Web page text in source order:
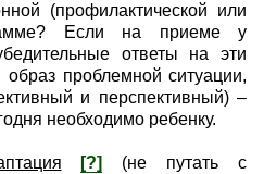
(профилактической или
Если на приеме у
ответы на эти
проблемной ситуации,
и перспективный) –
необходимо ребенку.
[?]
(не путать с